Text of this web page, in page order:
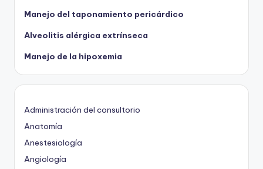
Manejo del taponamiento pericárdico
Alveolitis alérgica extrínseca
Manejo de la hipoxemia
Administración del consultorio
Anatomía
Anestesiología
Angiología